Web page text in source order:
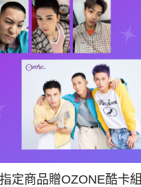
指定商品贈OZONE酷卡組